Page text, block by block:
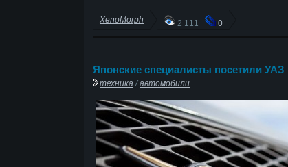
XenoMorph 2 111 0
Японские специалисты посетили УАЗ
техника /автомобили